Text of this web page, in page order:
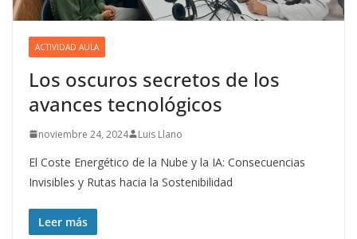
ACTIVIDAD AULA
Los oscuros secretos de los
avances tecnológicos
noviembre 24, 2024 Luis Llano
El Coste Energético de la Nube y la IA: Consecuencias
Invisibles y Rutas hacia la Sostenibilidad
Leer más